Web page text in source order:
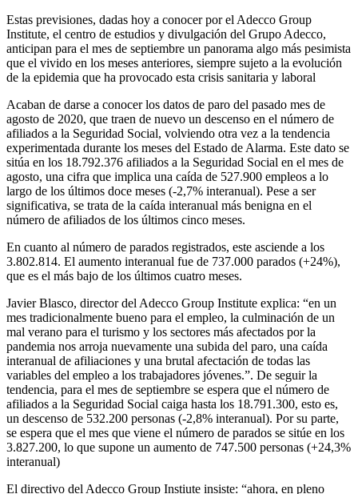
Estas previsiones, dadas hoy a conocer por el Adecco Group
Institute, el centro de estudios y divulgación del Grupo Adecco,
anticipan para el mes de septiembre un panorama algo más pesimista
que el vivido en los meses anteriores, siempre sujeto a la evolución
de la epidemia que ha provocado esta crisis sanitaria y laboral
Acaban de darse a conocer los datos de paro del pasado mes de
agosto de 2020, que traen de nuevo un descenso en el número de
afiliados a la Seguridad Social, volviendo otra vez a la tendencia
experimentada durante los meses del Estado de Alarma. Este dato se
sitúa en los 18.792.376 afiliados a la Seguridad Social en el mes de
agosto, una cifra que implica una caída de 527.900 empleos a lo
largo de los últimos doce meses (-2,7% interanual). Pese a ser
significativa, se trata de la caída interanual más benigna en el
número de afiliados de los últimos cinco meses.
En cuanto al número de parados registrados, este asciende a los
3.802.814. El aumento interanual fue de 737.000 parados (+24%),
que es el más bajo de los últimos cuatro meses.
Javier Blasco, director del Adecco Group Institute explica: “en un
mes tradicionalmente bueno para el empleo, la culminación de un
mal verano para el turismo y los sectores más afectados por la
pandemia nos arroja nuevamente una subida del paro, una caída
interanual de afiliaciones y una brutal afectación de todas las
variables del empleo a los trabajadores jóvenes.”. De seguir la
tendencia, para el mes de septiembre se espera que el número de
afiliados a la Seguridad Social caiga hasta los 18.791.300, esto es,
un descenso de 532.200 personas (-2,8% interanual). Por su parte,
se espera que el mes que viene el número de parados se sitúe en los
3.827.200, lo que supone un aumento de 747.500 personas (+24,3%
interanual)
El directivo del Adecco Group Instiute insiste: “ahora, en pleno